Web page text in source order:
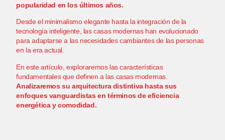
popularidad en los últimos años.
Desdeel minimalismo elegantehasta la integración de la
tecnología inteligente, las casas modernas han evolucionado
para adaptarse a las necesidades cambiantes de las personas
en la era actual.
En este artículo, exploraremos las características
fundamentales que definen a las casas modernas.
Analizaremos su arquitectura distintiva hasta sus
enfoques vanguardistas en términos de eficiencia
energética y comodidad.